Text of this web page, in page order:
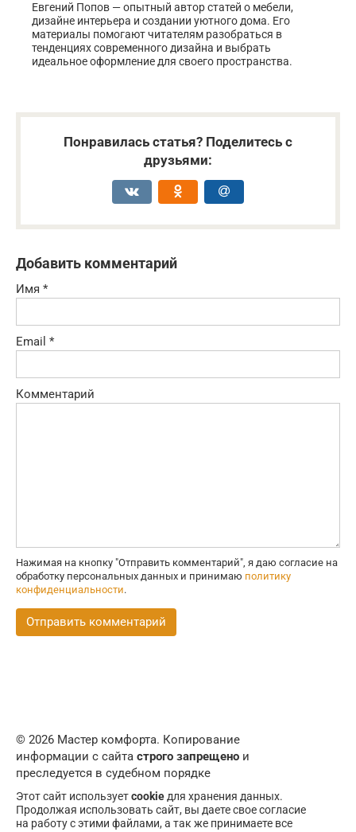
Евгений Попов — опытный автор статей о мебели,
дизайне интерьера и создании уютного дома. Его
материалы помогают читателям разобраться в
тенденциях современного дизайна и выбрать
идеальное оформление для своего пространства.
Понравилась статья? Поделитесь с
друзьями:
Добавить комментарий
Имя *
Email *
Комментарий
Нажимая на кнопку "Отправить комментарий", я даю согласие на
обработку персональных данных и принимаю политику
конфиденциальности.
© 2026 Мастер комфорта. Копирование
информации с сайта строго запрещено и
преследуется в судебном порядке
Этот сайт используетcookie для хранения данных.
Продолжая использовать сайт, вы даете свое согласие
на работу с этими файлами, а так же принимаете все